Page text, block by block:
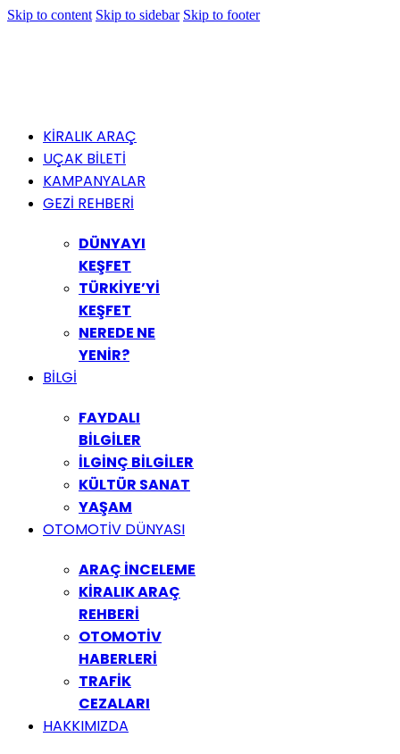
Skip to content Skip to sidebar Skip to footer
KİRALIK ARAÇ
UÇAK BİLETİ
KAMPANYALAR
GEZİ REHBERİ
DÜNYAYI
KEŞFET
TÜRKİYE’Yİ
KEŞFET
NEREDE NE
YENİR?
BİLGİ
FAYDALI
BİLGİLER
İLGİNÇ BİLGİLER
KÜLTÜR SANAT
YAŞAM
OTOMOTİV DÜNYASI
ARAÇ İNCELEME
KİRALIK ARAÇ
REHBERİ
OTOMOTİV
HABERLERİ
TRAFİK
CEZALARI
HAKKIMIZDA